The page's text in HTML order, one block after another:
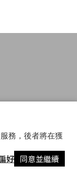
務，後者將在獲
好 同意並繼續